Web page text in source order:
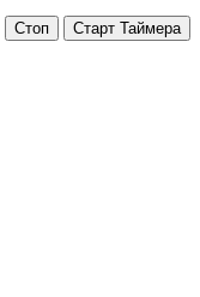
Стоп Старт Таймера